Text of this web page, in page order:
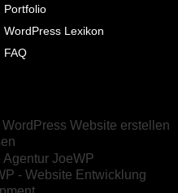
Portfolio
WordPress Lexikon
FAQ